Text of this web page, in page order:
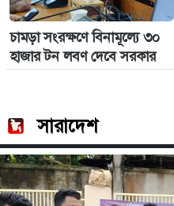
চামড়া সংরক্ষণে বিনামূল্যে ৩০
হাজার টন লবণ দেবে সরকার
সারাদেশ